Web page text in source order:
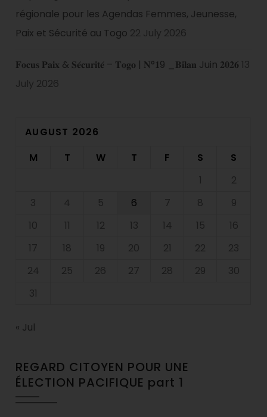
régionale pour les Agendas Femmes, Jeunesse,
Paix et Sécurité au Togo 22 July 2026
𝐅𝐨𝐜𝐮𝐬 𝐏𝐚𝐢𝐱 & 𝐒𝐞́𝐜𝐮𝐫𝐢𝐭𝐞́ – 𝐓𝐨𝐠𝐨 | 𝐍°𝟏9 _𝐁𝐢𝐥𝐚𝐧 Juin 𝟐𝟎𝟐𝟔 13
July 2026
AUGUST 2026
M
T W T F S
S
1
2
3
4 5 6 7 8
9
10
11 12 13 14 15
16
17
18 19 20 21 22
23
24
25 26 27 28 29
30
31
« Jul
REGARD CITOYEN POUR UNE
ÉLECTION PACIFIQUE part 1